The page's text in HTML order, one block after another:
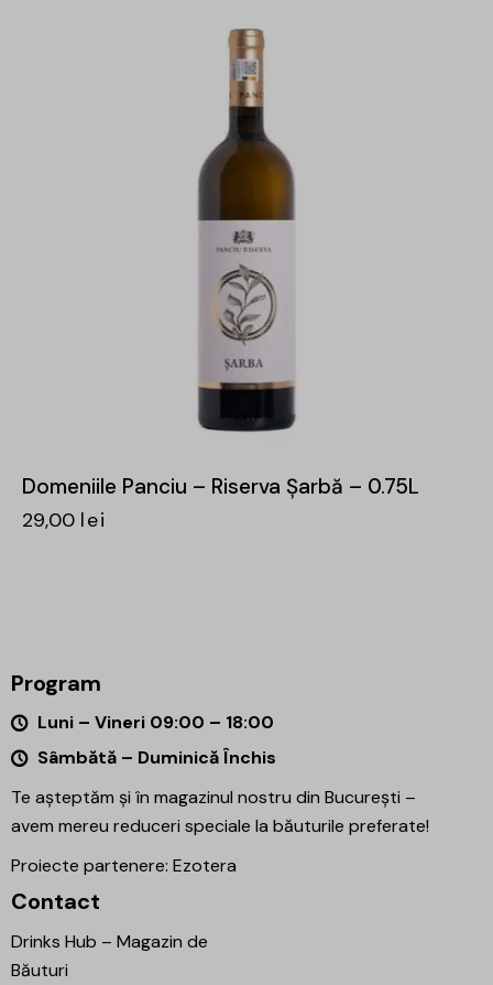
Domeniile Panciu – Riserva Șarbă – 0.75L
29,00 lei
Program
Luni – Vineri 09:00 – 18:00
Sâmbătă – Duminică Închis
Te așteptăm și în magazinul nostru din București –
avem mereu reduceri speciale la băuturile preferate!
Proiecte partenere: Ezotera
Contact
Drinks Hub – Magazin de
Băuturi